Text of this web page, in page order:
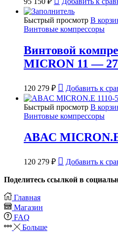
Быстрый просмотр В
Винтовые компрессоры
Винтовой
MICRON 11 —
120 279 ₽ Добавить к
Быстрый просмотр В
Винтовые компрессоры
ABAC
120 279 ₽ Добавить к
Поделитесь ссылкой в
Главная
Магазин
FAQ
Больше